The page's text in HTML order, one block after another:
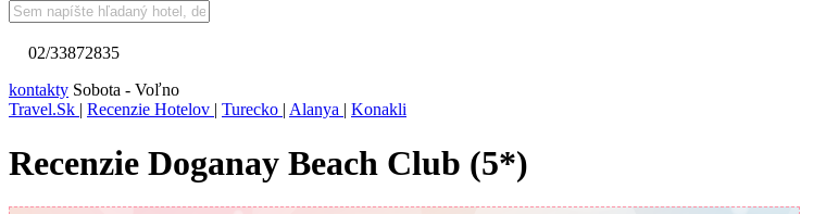
02/33872835
kontakty Sobota - Voľno
Travel.Sk | Recenzie Hotelov | Turecko | Alanya | Konakli
Recenzie Doganay Beach Club (5*)